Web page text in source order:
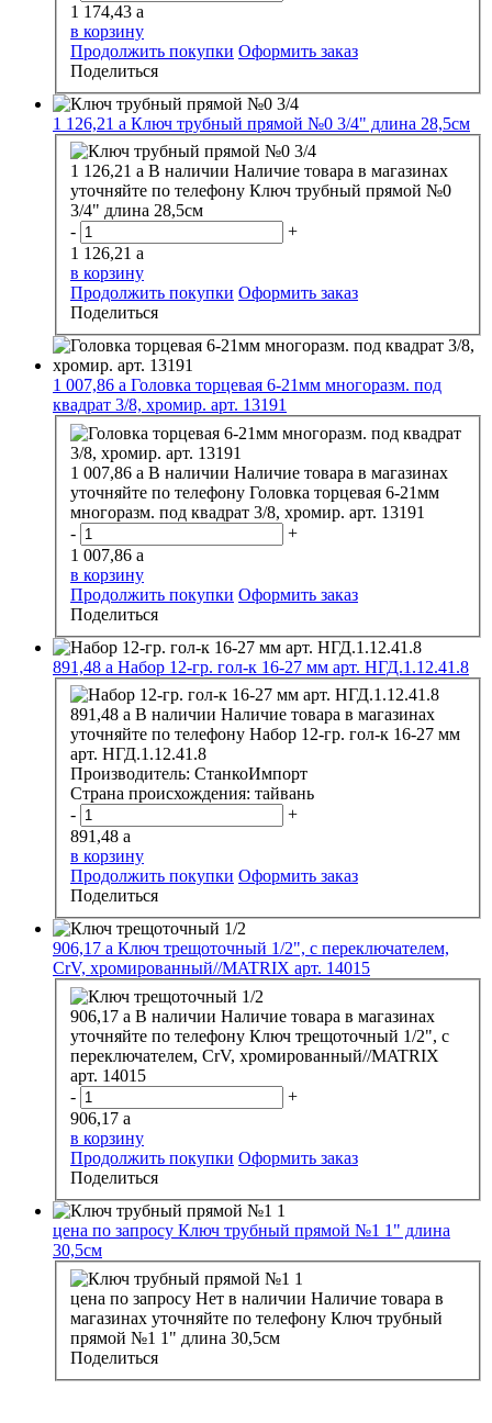
1 174,43 a
в корзину
Продолжить покупки Оформить заказ
Поделиться
1 126,21 a Ключ трубный прямой №0 3/4" длина 28,5см
1 126,21 a В наличии Наличие товара в магазинах
уточняйте по телефону Ключ трубный прямой №0
3/4" длина 28,5см
-
+
1 126,21 a
в корзину
Продолжить покупки Оформить заказ
Поделиться
1 007,86 a Головка торцевая 6-21мм многоразм. под
квадрат 3/8, хромир. арт. 13191
1 007,86 a В наличии Наличие товара в магазинах
уточняйте по телефону Головка торцевая 6-21мм
многоразм. под квадрат 3/8, хромир. арт. 13191
-
+
1 007,86 a
в корзину
Продолжить покупки Оформить заказ
Поделиться
891,48 a Набор 12-гр. гол-к 16-27 мм арт. НГД.1.12.41.8
891,48 a В наличии Наличие товара в магазинах
уточняйте по телефону Набор 12-гр. гол-к 16-27 мм
арт. НГД.1.12.41.8
Производитель: СтанкоИмпорт
Страна происхождения: тайвань
-
+
891,48 a
в корзину
Продолжить покупки Оформить заказ
Поделиться
906,17 a Ключ трещоточный 1/2", с переключателем,
CrV, хромированный//MATRIX арт. 14015
906,17 a В наличии Наличие товара в магазинах
уточняйте по телефону Ключ трещоточный 1/2", с
переключателем, CrV, хромированный//MATRIX
арт. 14015
-
+
906,17 a
в корзину
Продолжить покупки Оформить заказ
Поделиться
цена по запросу Ключ трубный прямой №1 1" длина
30,5см
цена по запросу Нет в наличии Наличие товара в
магазинах уточняйте по телефону Ключ трубный
прямой №1 1" длина 30,5см
Поделиться